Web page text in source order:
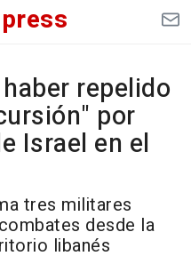
press
repelido
por
Israel en el
tres militares
desde la
libanés